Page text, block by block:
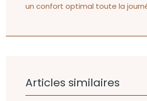
un confort optimal toute la
Articles similaires